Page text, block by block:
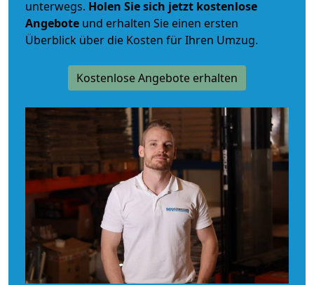
unterwegs. Holen Sie sich jetzt kostenlose
Angebote und erhalten Sie einen ersten
Überblick über die Kosten für Ihren Umzug.
Kostenlose Angebote erhalten